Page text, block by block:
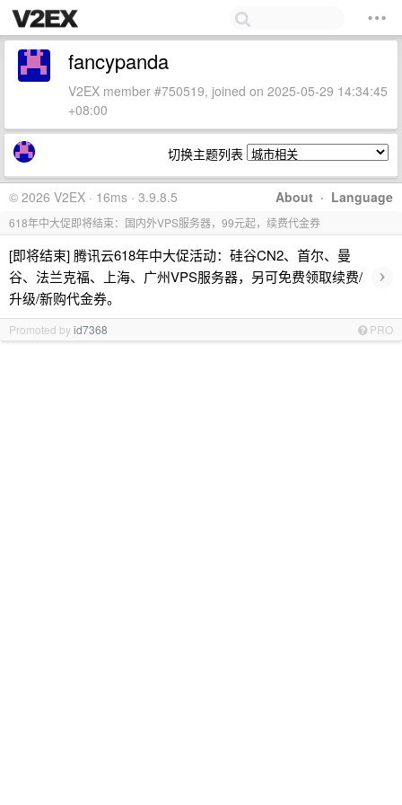
fancypanda
V2EX member #750519, joined on 2025-05-29 14:34:45
+08:00
切换主题列表
About · Language
© 2026 V2EX · 16ms · 3.9.8.5
618年中大促即将结束：国内外VPS服务器，99元起，续费代金券
[即将结束] 腾讯云618年中大促活动：硅谷CN2、首尔、曼
谷、法兰克福、上海、广州VPS服务器，另可免费领取续费/
升级/新购代金券。
›
Promoted byid7368 PRO